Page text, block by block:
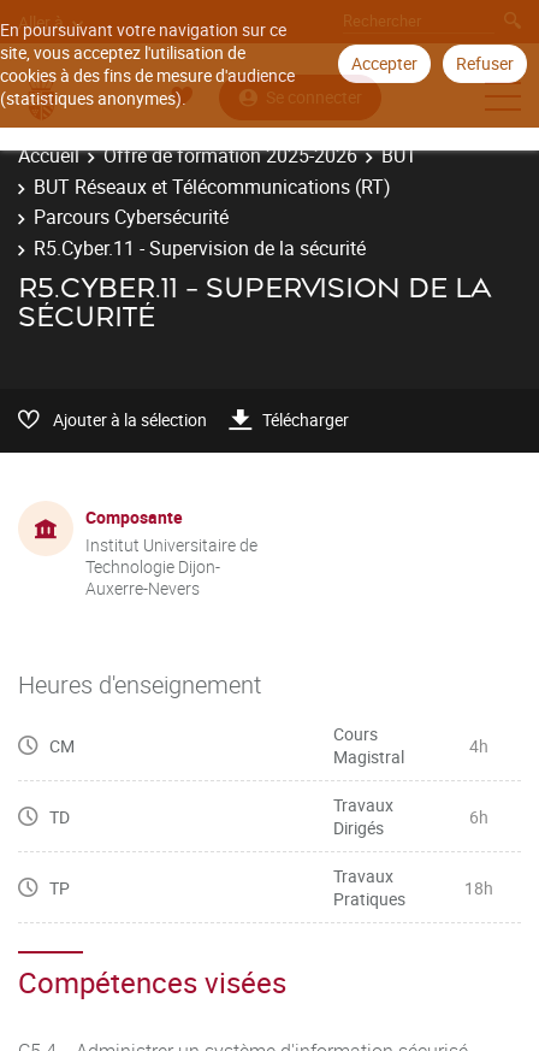
En poursuivant votre navigation sur ce
site, vous acceptez l'utilisation de
cookies à des fins de mesure d'audience
(statistiques anonymes).
Accepter Refuser
Aller à
Se connecter
Accueil Offre de formation 2025-2026
BUT
BUT Réseaux et Télécommunications (RT)
Parcours Cybersécurité
R5.Cyber.11 - Supervision de la sécurité
R5.CYBER.11 - SUPERVISION DE LA
SÉCURITÉ
Ajouter à la sélection Télécharger
Composante
Institut Universitaire de
Technologie Dijon-
Auxerre-Nevers
Heures d'enseignement
CM
Cours
Magistral
4h
TD
Travaux
Dirigés
6h
TP
Travaux
Pratiques
18h
Compétences visées